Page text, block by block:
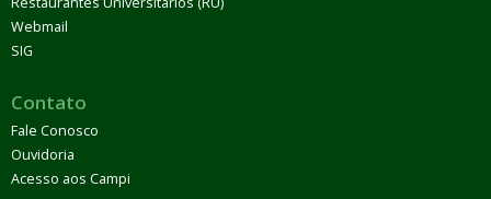
Webmail
SIG
Contato
Fale Conosco
Ouvidoria
Acesso aos Campi